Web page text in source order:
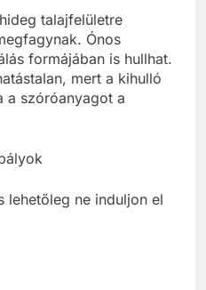
talajfelületre
Ónos
formájában is hullhat.
mert a kihulló
a szóróanyagot a
lehetőleg ne induljon el